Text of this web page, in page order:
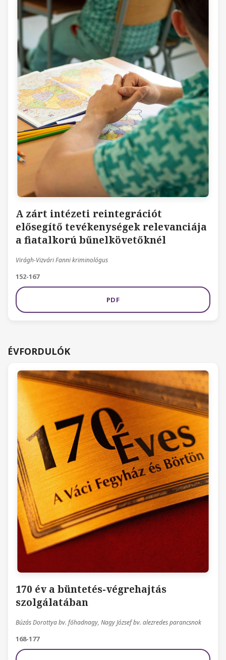
A zárt intézeti reintegrációt
elősegítő tevékenységek relevanciája
a fiatalkorú bűnelkövetőknél
Virágh-Vizvári Fanni kriminológus
152-167
PDF
ÉVFORDULÓK
170 év a büntetés-végrehajtás
szolgálatában
Búzás Dorottya bv. főhadnagy, Nagy József bv. alezredes parancsnok
168-177